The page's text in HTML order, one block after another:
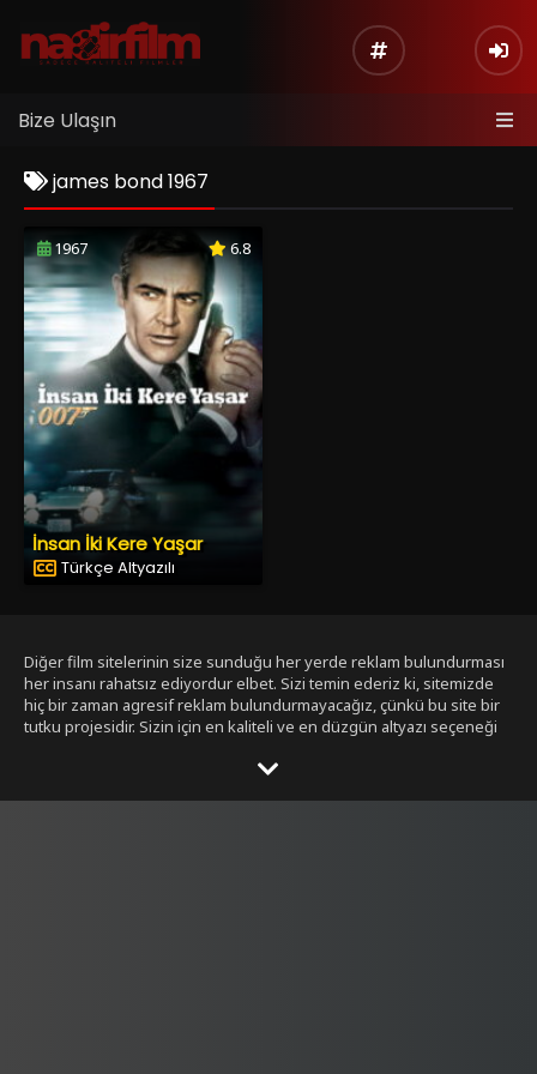
Bize Ulaşın
james bond 1967
1967 6.8
İnsan İki Kere Yaşar
Türkçe Altyazılı
Diğer film sitelerinin size sunduğu her yerde reklam bulundurması
her insanı rahatsız ediyordur elbet. Sizi temin ederiz ki, sitemizde
hiç bir zaman agresif reklam bulundurmayacağız, çünkü bu site bir
tutku projesidir. Sizin için en kaliteli ve en düzgün altyazı seçeneği